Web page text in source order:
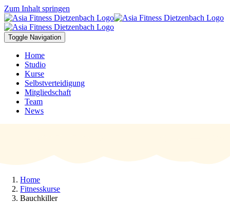
Zum Inhalt springen
Toggle Navigation
Home
Studio
Kurse
Selbstverteidigung
Mitgliedschaft
Team
News
Home
Fitnesskurse
Bauchkiller